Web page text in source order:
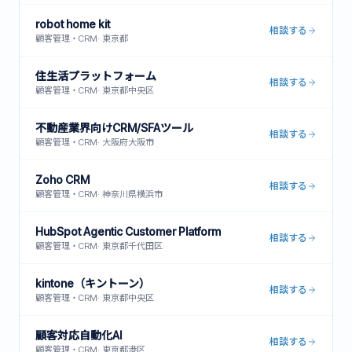
robot home kit
顧客管理・CRM· 東京都
相談する
住生活プラットフォーム
顧客管理・CRM· 東京都中央区
相談する
不動産業界向けCRM/SFAツール
顧客管理・CRM· 大阪府大阪市
相談する
Zoho CRM
顧客管理・CRM· 神奈川県横浜市
相談する
HubSpot Agentic Customer Platform
顧客管理・CRM· 東京都千代田区
相談する
kintone（キントーン）
顧客管理・CRM· 東京都中央区
相談する
顧客対応自動化AI
顧客管理・CRM· 東京都港区
相談する